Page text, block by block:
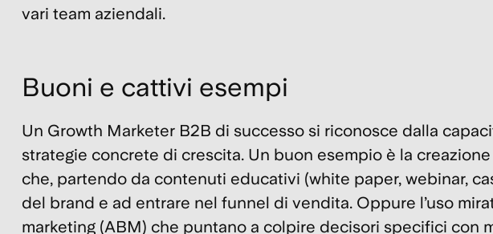
vari team aziendali.
Buoni e cattivi esempi
Un Growth Marketer B2B di successo si riconosce dalla
strategie concrete di crescita. Un buon esempio è la
che, partendo da contenuti educativi (white paper, webinar,
del brand e ad entrare nel funnel di vendita. Oppure l’uso
marketing (ABM) che puntano a colpire decisori specifici con